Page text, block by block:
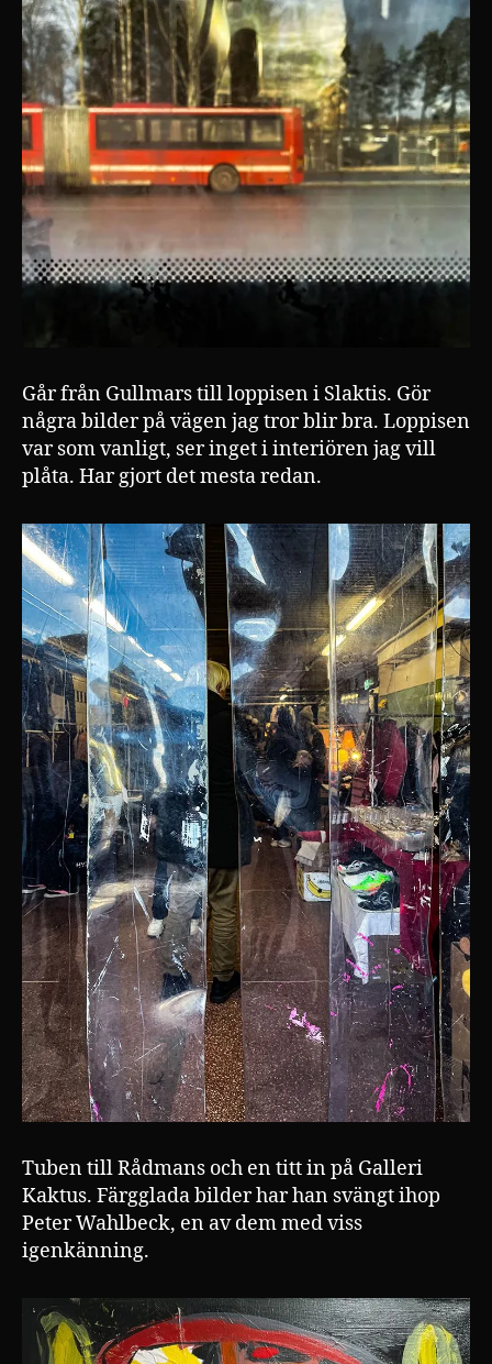
Går från Gullmars till loppisen i Slaktis. Gör
några bilder på vägen jag tror blir bra. Loppisen
var som vanligt, ser inget i interiören jag vill
plåta. Har gjort det mesta redan.
Tuben till Rådmans och en titt in på Galleri
Kaktus. Färgglada bilder har han svängt ihop
Peter Wahlbeck, en av dem med viss
igenkänning.